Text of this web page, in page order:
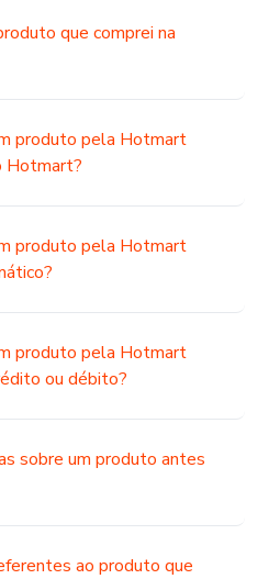
que comprei na
produto pela Hotmart
Hotmart?
produto pela Hotmart
produto pela Hotmart
ou débito?
sobre um produto antes
ao produto que